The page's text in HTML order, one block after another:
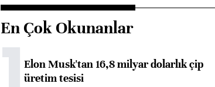
En Çok Okunanlar
Elon Musk'tan 16,8 milyar dolarlık çip
üretim tesisi